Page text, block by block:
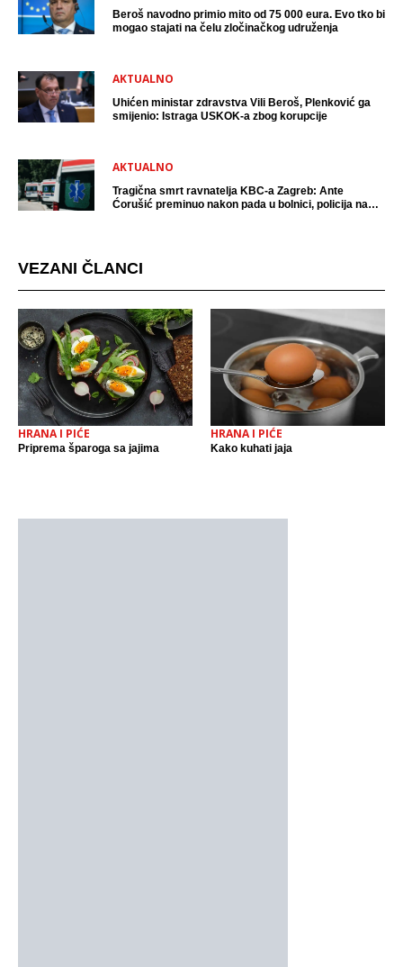
Beroš navodno primio mito od 75 000 eura. Evo tko bi
mogao stajati na čelu zločinačkog udruženja
AKTUALNO
Uhićen ministar zdravstva Vili Beroš, Plenković ga
smijenio: Istraga USKOK-a zbog korupcije
AKTUALNO
Tragična smrt ravnatelja KBC-a Zagreb: Ante
Ćorušić preminuo nakon pada u bolnici, policija na
VEZANI ČLANCI
HRANA I PIĆE
Priprema šparoga sa jajima
HRANA I PIĆE
Kako kuhati jaja